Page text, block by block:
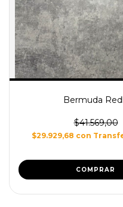
Bermuda
$41.569,00
$29.929,68 con